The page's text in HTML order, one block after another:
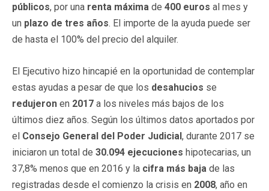
públicos, por una renta máxima de 400 euros al mes y
un plazo de tres años. El importe de la ayuda puede ser
de hasta el 100% del precio del alquiler.
El Ejecutivo hizo hincapié en la oportunidad de contemplar
estas ayudas a pesar de que los desahucios se
redujeron en 2017 a los niveles más bajos de los
últimos diez años. Según los últimos datos aportados por
el Consejo General del Poder Judicial, durante 2017 se
iniciaron un total de 30.094 ejecuciones hipotecarias, un
37,8% menos que en 2016 y la cifra más baja de las
registradas desde el comienzo la crisis en 2008, año en